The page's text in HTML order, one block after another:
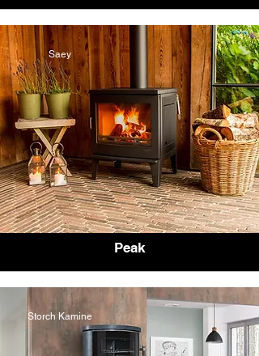
Saey
Peak
Storch Kamine